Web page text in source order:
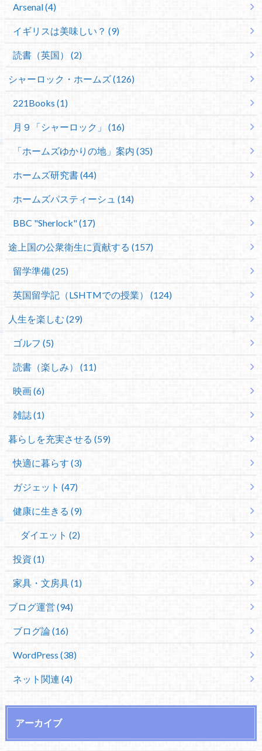
Arsenal (4)
イギリスは美味しい？ (9)
読書（英国） (2)
シャーロック・ホームズ (126)
221Books (1)
月９「シャーロック」 (16)
「ホームズゆかりの地」案内 (35)
ホームズ研究書 (44)
ホームズパスティーシュ (14)
BBC "Sherlock" (17)
途上国の公衆衛生に貢献する (157)
留学準備 (25)
英国留学記（LSHTMでの授業） (124)
人生を楽しむ (29)
ゴルフ (5)
読書（楽しみ） (11)
映画 (6)
雑誌 (1)
暮らしを充実させる (59)
快適に暮らす (3)
ガジェット (47)
健康に生きる (9)
ダイエット (2)
投資 (1)
家具・文房具 (1)
ブログ運営 (94)
ブログ論 (16)
WordPress (38)
ネット関連 (4)
アーカイブ